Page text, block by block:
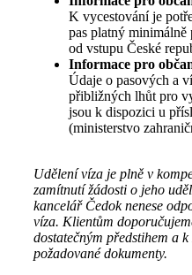
K vycestování je
pas platný
od vstupu České
Informace pro
Údaje o pasových a
přibližných lhůt pro
jsou k dispozici u
(ministerstvo
Udělení víza je plně v
zamítnutí žádosti o jeho
kancelář Čedok nenese
víza. Klientům
dostatečným předstihem a
požadované dokumenty.